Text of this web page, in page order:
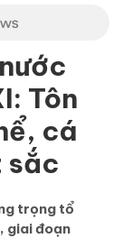
Tôn
cá
sắc
trọng tổ
giai đoạn